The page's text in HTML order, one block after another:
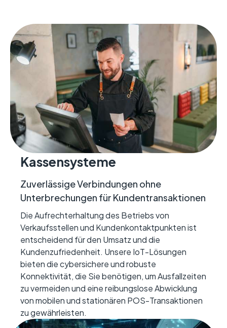
Kassensysteme
Zuverlässige Verbindungen ohne
Unterbrechungen für Kundentransaktionen
Die Aufrechterhaltung des Betriebs von
Verkaufsstellen und Kundenkontaktpunkten ist
entscheidend für den Umsatz und die
Kundenzufriedenheit. Unsere IoT-Lösungen
bieten die cybersichere und robuste
Konnektivität, die Sie benötigen, um Ausfallzeiten
zu vermeiden und eine reibungslose Abwicklung
von mobilen und stationären POS-Transaktionen
zu gewährleisten.